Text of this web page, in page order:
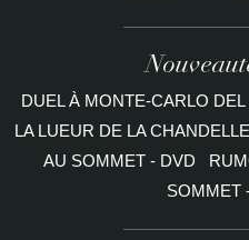
DUEL À MONTE-CARLO DEL
LA LUEUR DE LA CHANDELLE
AU SOMMET - DVD
SOMMET